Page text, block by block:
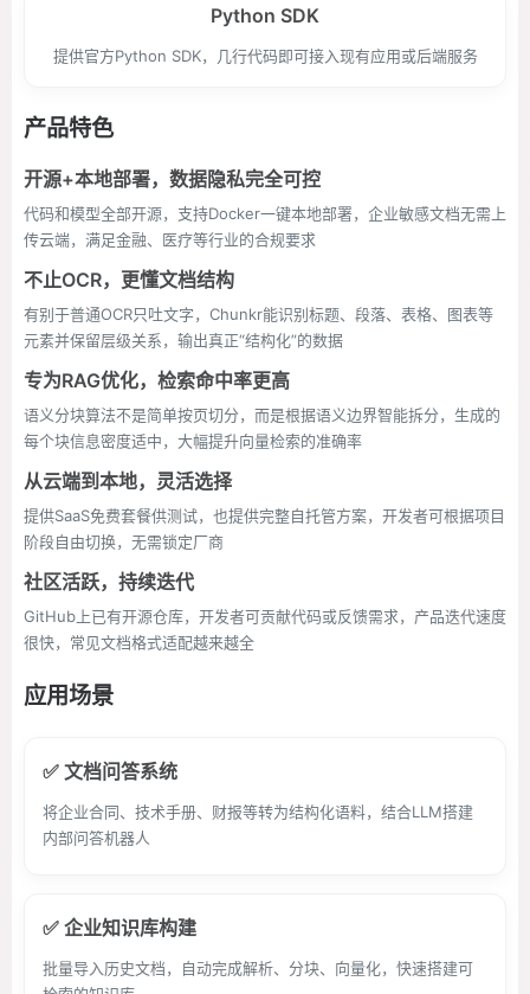
Python SDK
提供官方Python SDK，几行代码即可接入现有应用或后端服务
产品特色
开源+本地部署，数据隐私完全可控
代码和模型全部开源，支持Docker一键本地部署，企业敏感文档无需上
传云端，满足金融、医疗等行业的合规要求
不止OCR，更懂文档结构
有别于普通OCR只吐文字，Chunkr能识别标题、段落、表格、图表等
元素并保留层级关系，输出真正“结构化”的数据
专为RAG优化，检索命中率更高
语义分块算法不是简单按页切分，而是根据语义边界智能拆分，生成的
每个块信息密度适中，大幅提升向量检索的准确率
从云端到本地，灵活选择
提供SaaS免费套餐供测试，也提供完整自托管方案，开发者可根据项目
阶段自由切换，无需锁定厂商
社区活跃，持续迭代
GitHub上已有开源仓库，开发者可贡献代码或反馈需求，产品迭代速度
很快，常见文档格式适配越来越全
应用场景
✅ 文档问答系统
将企业合同、技术手册、财报等转为结构化语料，结合LLM搭建
内部问答机器人
✅ 企业知识库构建
批量导入历史文档，自动完成解析、分块、向量化，快速搭建可